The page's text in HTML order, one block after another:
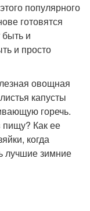
популярного
готовятся
и
и просто
овощная
капусты
горечь.
пищу? Как ее
когда
лучшие зимние